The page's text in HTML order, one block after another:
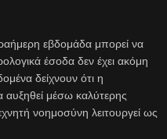
εβδομάδα μπορεί να
έσοδα δεν έχει ακόμη
δείχνουν ότι η
μέσω καλύτερης
νοημοσύνη λειτουργεί ως